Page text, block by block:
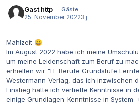
Gast http
Gäste
25. November 20223 j
Mahlzeit 😀
Im August 2022 habe ich meine
um meine Leidenschaft zum Beruf zu
erhielten wir "IT-Berufe Grundstufe
Westermann-Verlag, das ich inzwischen
Einstieg hatte ich vertiefte Kenntnisse in
einige Grundlagen-Kenntnisse in